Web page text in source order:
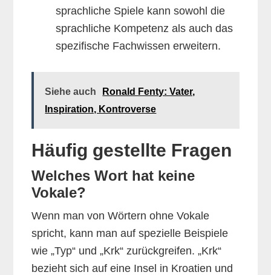
sprachliche Spiele kann sowohl die
sprachliche Kompetenz als auch das
spezifische Fachwissen erweitern.
Siehe auch
Ronald Fenty: Vater,
Inspiration, Kontroverse
Häufig gestellte Fragen
Welches Wort hat keine
Vokale?
Wenn man von Wörtern ohne Vokale
spricht, kann man auf spezielle Beispiele
wie „Typ“ und „Krk“ zurückgreifen. „Krk“
bezieht sich auf eine Insel in Kroatien und